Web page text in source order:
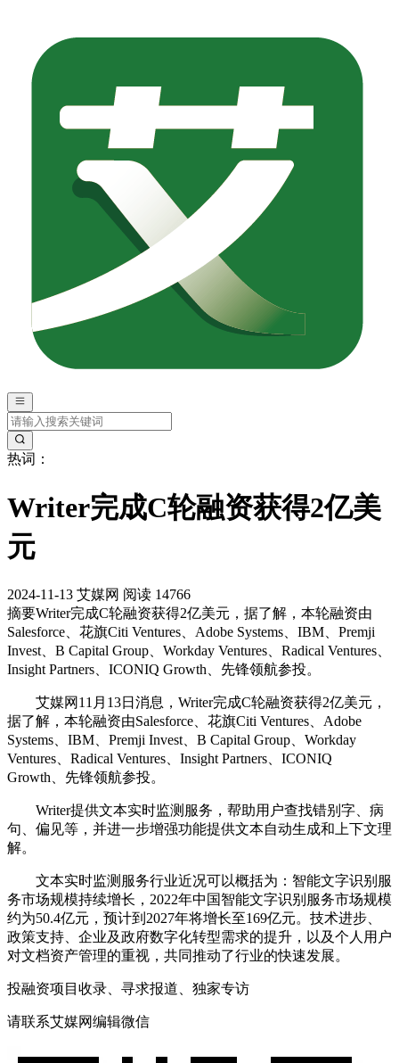
热词：
Writer完成C轮融资获得2亿美
元
2024-11-13 艾媒网 阅读 14766
摘要Writer完成C轮融资获得2亿美元，据了解，本轮融资由
Salesforce、花旗Citi Ventures、Adobe Systems、IBM、Premji
Invest、B Capital Group、Workday Ventures、Radical Ventures、
Insight Partners、ICONIQ Growth、先锋领航参投。
艾媒网11月13日消息，Writer完成C轮融资获得2亿美元，
据了解，本轮融资由Salesforce、花旗Citi Ventures、Adobe
Systems、IBM、Premji Invest、B Capital Group、Workday
Ventures、Radical Ventures、Insight Partners、ICONIQ
Growth、先锋领航参投。
Writer提供文本实时监测服务，帮助用户查找错别字、病
句、偏见等，并进一步增强功能提供文本自动生成和上下文理
解。
文本实时监测服务行业近况可以概括为：智能文字识别服
务市场规模持续增长，2022年中国智能文字识别服务市场规模
约为50.4亿元，预计到2027年将增长至169亿元。技术进步、
政策支持、企业及政府数字化转型需求的提升，以及个人用户
对文档资产管理的重视，共同推动了行业的快速发展。
投融资项目收录、寻求报道、独家专访
请联系艾媒网编辑微信